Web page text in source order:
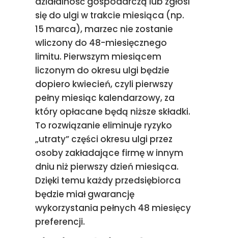
się do ulgi w trakcie miesiąca (np.
15 marca), marzec nie zostanie
wliczony do 48-miesięcznego
limitu. Pierwszym miesiącem
liczonym do okresu ulgi będzie
dopiero kwiecień, czyli pierwszy
pełny miesiąc kalendarzowy, za
który opłacane będą niższe składki.
To rozwiązanie eliminuje ryzyko
„utraty” części okresu ulgi przez
osoby zakładające firmę w innym
dniu niż pierwszy dzień miesiąca.
Dzięki temu każdy przedsiębiorca
będzie miał gwarancję
wykorzystania pełnych 48 miesięcy
preferencji.